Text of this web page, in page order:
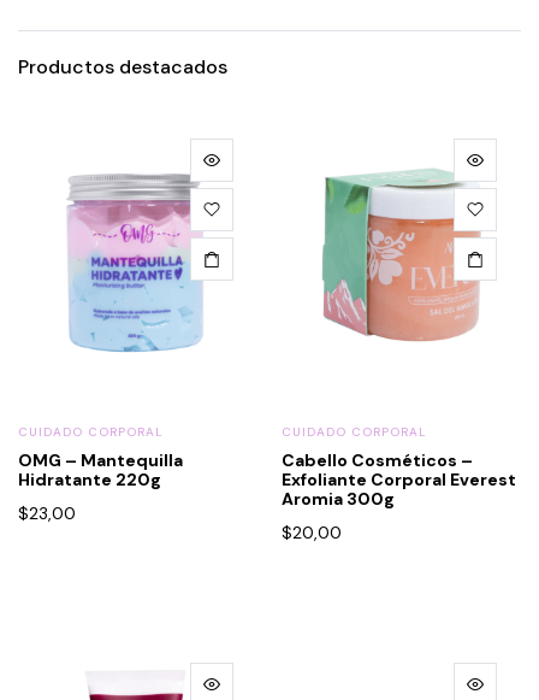
Productos destacados
CUIDADO CORPORAL
OMG – Mantequilla
Hidratante 220g
$23,00
CUIDADO CORPORAL
Cabello Cosméticos –
Exfoliante Corporal Everest
Aromia 300g
$20,00